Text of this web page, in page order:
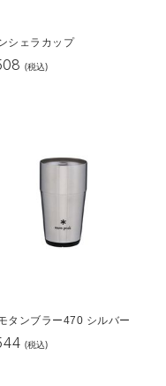
シェラカップ
(税込)
タンブラー470 シルバー
(税込)